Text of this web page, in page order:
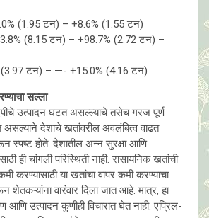
(1.95 टन) – +8.6% (1.55 टन)
(8.15 टन) – +98.7% (2.72 टन) –
(3.97 टन) – —- +15.0% (4.16 टन)
सल्ला
उत्पादन घटत असल्ल्याचे तसेच गरज पूर्ण
असल्याने देशाचे खतांवरील अवलंबित्व वाढत
स्पष्ट हाेते. देशातील अन्न सुरक्षा आणि
ही चांगली परिस्थिती नाही. रासायनिक खतांची
करण्यासाठी या खतांचा वापर कमी करण्याचा
शेतकऱ्यांना वारंवार दिला जात आहे. मात्र, हा
आणि उत्पादन कुणीही विचारात घेत नाही. एप्रिल-